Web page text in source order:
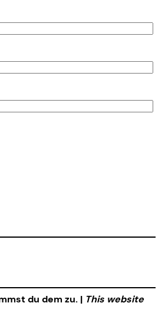
du dem zu. | This website